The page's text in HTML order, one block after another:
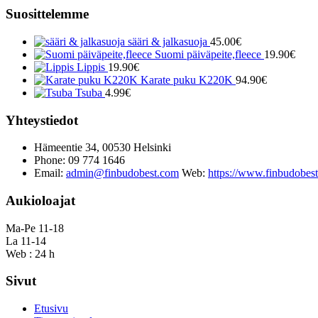
Suosittelemme
sääri & jalkasuoja 45.00€
Suomi päiväpeite,fleece 19.90€
Lippis 19.90€
Karate puku K220K 94.90€
Tsuba 4.99€
Yhteystiedot
Hämeentie 34, 00530 Helsinki
Phone: 09 774 1646
Email: admin@finbudobest.com Web: https://
Aukioloajat
Ma-Pe 11-18
La 11-14
Web : 24 h
Sivut
Etusivu